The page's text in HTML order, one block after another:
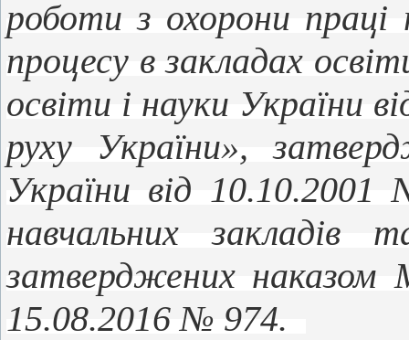
роботи з охорони
процесу в закладах
освіти і науки України
руху України»,
України від
навчальних закладів
затверджених наказом
15.08.2016 № 974.